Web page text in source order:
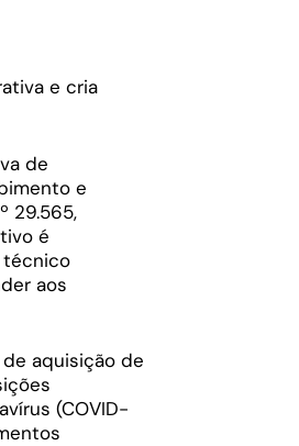
e cria
de
e
29.565,
é
técnico
aos
aquisição de
(COVID-